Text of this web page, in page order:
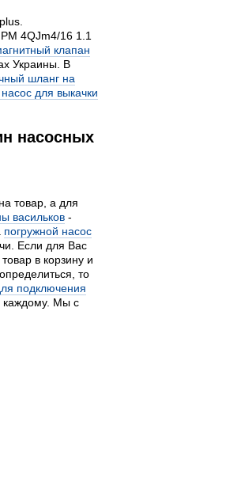
4QJm4/16 1.1
клапан
Украины. В
шланг на
насос для выкачки
насосных
товар, а для
васильков -
погружной насос
Если для Вас
в корзину и
то
подключения
каждому. Мы с